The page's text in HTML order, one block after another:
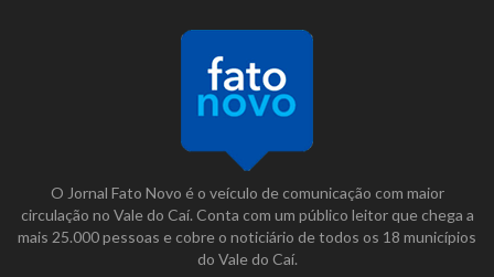
O Jornal Fato Novo é o veículo de comunicação com maior
circulação no Vale do Caí. Conta com um público leitor que chega a
mais 25.000 pessoas e cobre o noticiário de todos os 18 municípios
do Vale do Caí.